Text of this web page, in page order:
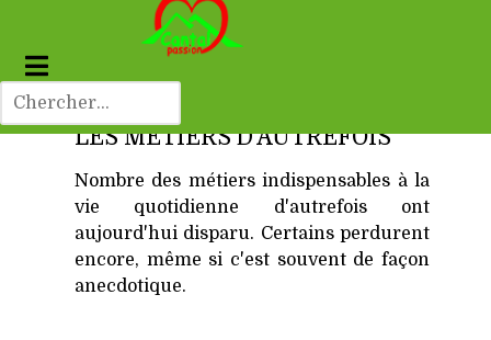
LES MÉTIERS D'AUTREFOIS
Nombre des métiers indispensables à la
vie quotidienne d'autrefois ont
aujourd'hui disparu. Certains perdurent
encore, même si c'est souvent de façon
anecdotique.